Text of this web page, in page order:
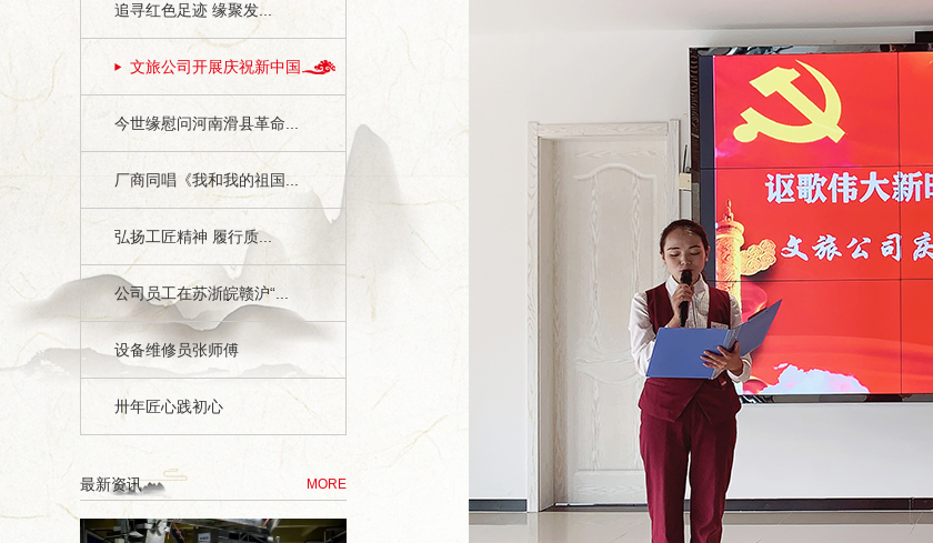
追寻红色足迹 缘聚发...
文旅公司开展庆祝新中国...
今世缘慰问河南滑县革命...
厂商同唱《我和我的祖国...
弘扬工匠精神 履行质...
公司员工在苏浙皖赣沪“...
设备维修员张师傅
卅年匠心践初心
最新资讯 MORE